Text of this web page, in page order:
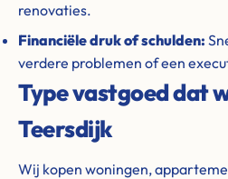
renovaties.
Financiële druk of schulden:
verdere problemen of een
Type vastgoed dat
Teersdijk
Wij kopen woningen,